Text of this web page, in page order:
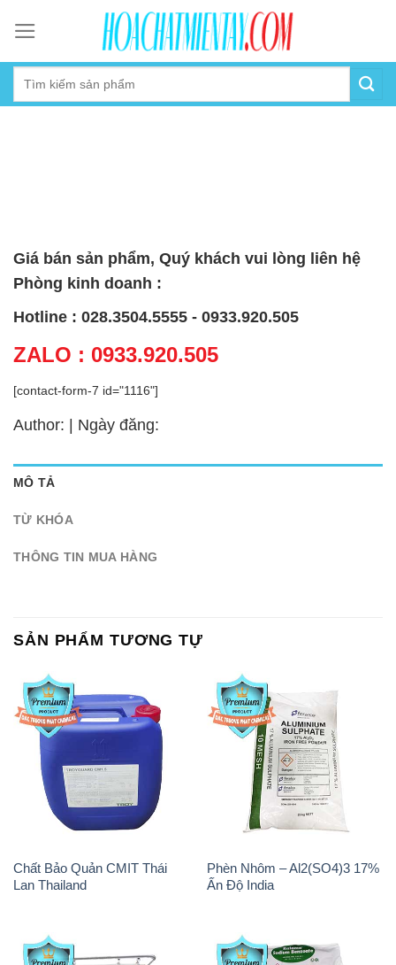
content
Giá bán sản phẩm, Quý khách vui lòng liên hệ
Phòng kinh doanh :
Hotline : 028.3504.5555 - 0933.920.505
ZALO : 0933.920.505
[contact-form-7 id="1116"]
Author: | Ngày đăng:
MÔ TẢ
TỪ KHÓA
THÔNG TIN MUA HÀNG
SẢN PHẨM TƯƠNG TỰ
Chất Bảo Quản CMIT Thái
Lan Thailand
Phèn Nhôm – Al2(SO4)3 17%
Ấn Độ India